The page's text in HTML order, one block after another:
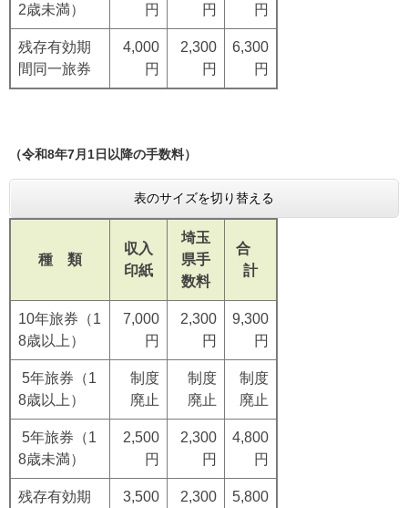
2歳未満）
円
円
円
残存有効期
間同一旅券
4,000
円
2,300
円
6,300
円
（令和8年7月1日以降の手数料）
表のサイズを切り替える
種 類
収入
印紙
埼玉
県手
数料
合
計
10年旅券（1
8歳以上）
7,000
円
2,300
円
9,300
円
5年旅券（1
8歳以上）
制度
廃止
制度
廃止
制度
廃止
5年旅券（1
8歳未満）
2,500
円
2,300
円
4,800
円
残存有効期
3,500
2,300
5,800